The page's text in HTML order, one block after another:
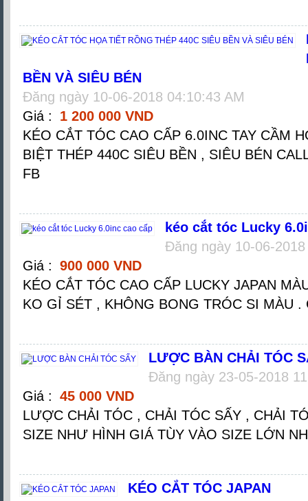
BỀN VÀ SIÊU BÉN
Đăng ngày 10-06-2018 04:10:43 AM
Giá :
1 200 000 VND
KÉO CẮT TÓC CAO CẤP 6.0INC TAY CẦM
BIỆT THÉP 440C SIÊU BỀN , SIÊU BÉN
FB
kéo cắt tóc Lucky
Đăng ngày 10-06-
Giá : 900 000 VND
KÉO CẮT TÓC CAO CẤP LUCKY JAPAN
KO GỈ SÉT , KHÔNG BONG TRÓC SI MÀU .
LƯỢC BÀN CHẢI TÓC
Đăng ngày 23-05-2018
Giá : 45 000 VND
LƯỢC CHẢI TÓC , CHẢI TÓC SẤY , CHẢI
SIZE NHƯ HÌNH GIÁ TÙY VÀO SIZE LỚN
KÉO CẮT TÓC JAPAN